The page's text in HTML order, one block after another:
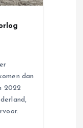
dan
2022